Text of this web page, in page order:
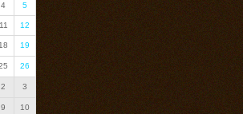
4 5
11 12
18 19
26
2 3
9 10